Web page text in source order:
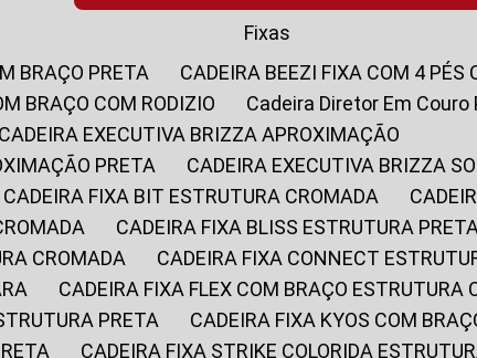
Fixas
BRAÇO PRETA
CADEIRA BEEZI FIXA COM 4 PÉS
BRAÇO COM RODIZIO
Cadeira Diretor Em Couro
CADEIRA EXECUTIVA BRIZZA APROXIMAÇÃO
PRETA
CADEIRA EXECUTIVA BRIZZA
CADEIRA FIXA BIT ESTRUTURA CROMADA
CADEIRA FIXA BLISS ESTRUTURA PRETA
CROMADA
CADEIRA FIXA CONNECT
CADEIRA FIXA FLEX COM BRAÇO ESTRUTURA
PRETA
CADEIRA FIXA KYOS COM
CADEIRA FIXA STRIKE COLORIDA